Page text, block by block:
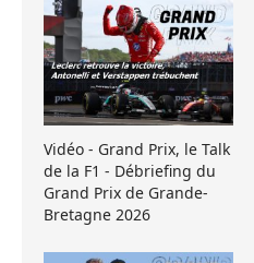
Vidéo - Grand Prix, le Talk
de la F1 - Débriefing du
Grand Prix de Grande-
Bretagne 2026